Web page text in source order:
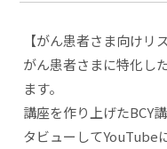
【がん患者さま向けリ
がん患者さまに特化し
ます。
講座を作り上げたBCY
タビューしてYouTube